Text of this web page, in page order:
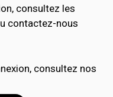
consultez les
contactez-nous
consultez nos